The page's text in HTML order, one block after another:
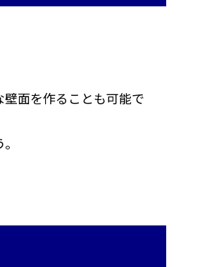
面を作ることも可能で